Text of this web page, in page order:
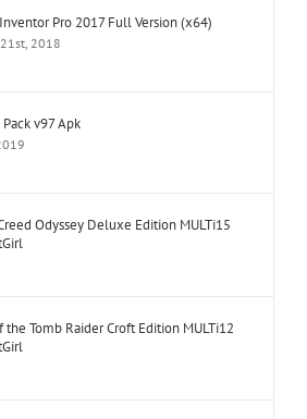
Pro 2017 Full Version (x64)
2018
v97 Apk
Odyssey Deluxe Edition MULTi15
the Tomb Raider Croft Edition MULTi12